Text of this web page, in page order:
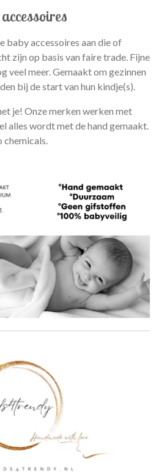
baby accessoires aan die of
zijn op basis van faire trade. Fijne
veel meer. Gemaakt om gezinnen
bij de start van hun kindje(s).
je! Onze merken werken met
alles wordt met de hand gemaakt.
chemicals.